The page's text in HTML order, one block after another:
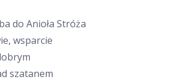
do Anioła Stróża
wsparcie
szatanem